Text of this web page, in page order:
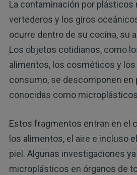
La contaminación por plásticos
vertederos y los giros
ocurre dentro de su cocina, su
Los objetos cotidianos, como
alimentos, los cosméticos y
consumo, se descomponen en
conocidas como
Estos fragmentos entran en el
los alimentos, el aire e incluso
piel. Algunas investigaciones
microplásticos en órganos de